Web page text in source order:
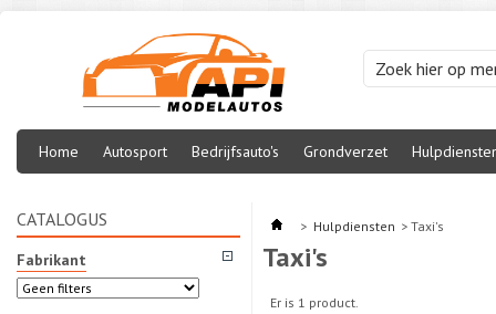
Home Autosport Bedrijfsauto's Grondverzet
CATALOGUS
Fabrikant
> Hulpdiensten > Taxi's
Taxi's
Er is 1 product.